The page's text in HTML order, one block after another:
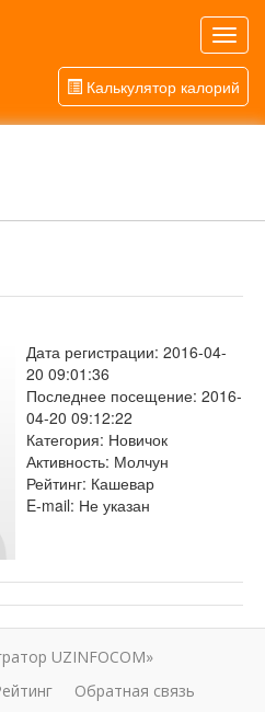
Калькулятор калорий
Дата регистрации: 2016-04-
20 09:01:36
Последнее посещение: 2016-
04-20 09:12:22
Категория: Новичок
Активность: Молчун
Рейтинг: Кашевар
E-mail: Не указан
UZINFOCOM»
Обратная связь